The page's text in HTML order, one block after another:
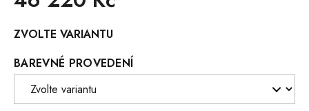
cena:
ZVOLTE VARIANTU
BAREVNÉ PROVEDENÍ